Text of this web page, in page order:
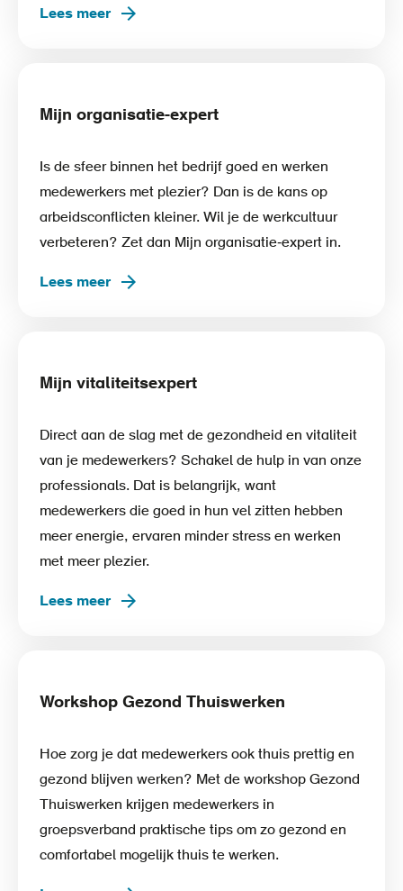
Lees meer
Mijn organisatie-expert
Is de sfeer binnen het bedrijf goed en werken
medewerkers met plezier? Dan is de kans op
arbeidsconflicten kleiner. Wil je de werkcultuur
verbeteren? Zet dan Mijn organisatie‑expert in.
Lees meer
Mijn vitaliteitsexpert
Direct aan de slag met de gezondheid en vitaliteit
van je medewerkers? Schakel de hulp in van onze
professionals. Dat is belangrijk, want
medewerkers die goed in hun vel zitten hebben
meer energie, ervaren minder stress en werken
met meer plezier.
Lees meer
Workshop Gezond Thuiswerken
Hoe zorg je dat medewerkers ook thuis prettig en
gezond blijven werken? Met de workshop Gezond
Thuiswerken krijgen medewerkers in
groepsverband praktische tips om zo gezond en
comfortabel mogelijk thuis te werken.